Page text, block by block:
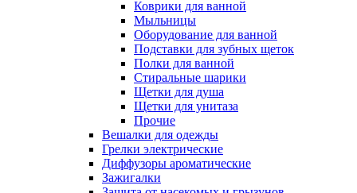
Коврики для ванной
Мыльницы
Оборудование для ванной
Подставки для зубных щеток
Полки для ванной
Стиральные шарики
Щетки для душа
Щетки для унитаза
Прочие
Вешалки для одежды
Грелки электрические
Диффузоры ароматические
Зажигалки